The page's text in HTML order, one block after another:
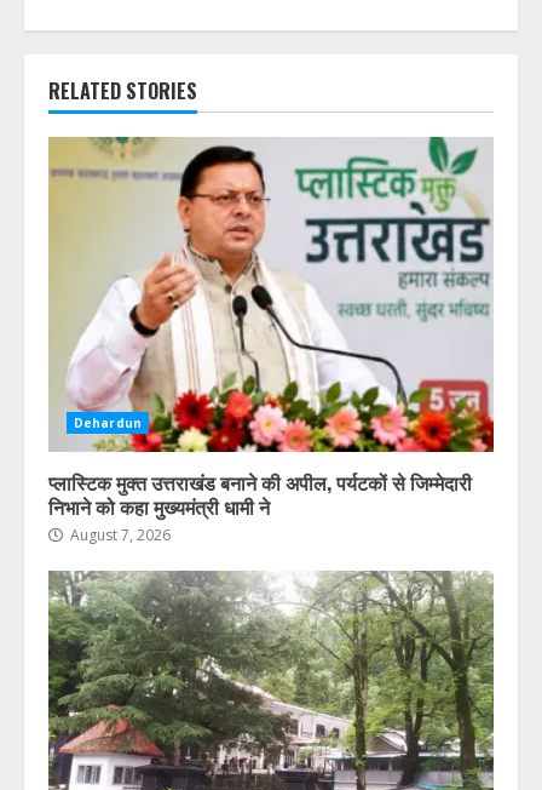
RELATED STORIES
Dehardun
प्लास्टिक मुक्त उत्तराखंड बनाने की अपील, पर्यटकों से जिम्मेदारी
निभाने को कहा मुख्यमंत्री धामी ने
August 7, 2026